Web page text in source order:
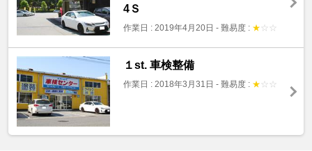
4Ｓ
作業日 : 2019年4月20日 - 難易度 : ★ ☆ ☆
１st. 車検整備
作業日 : 2018年3月31日 - 難易度 : ★ ☆ ☆